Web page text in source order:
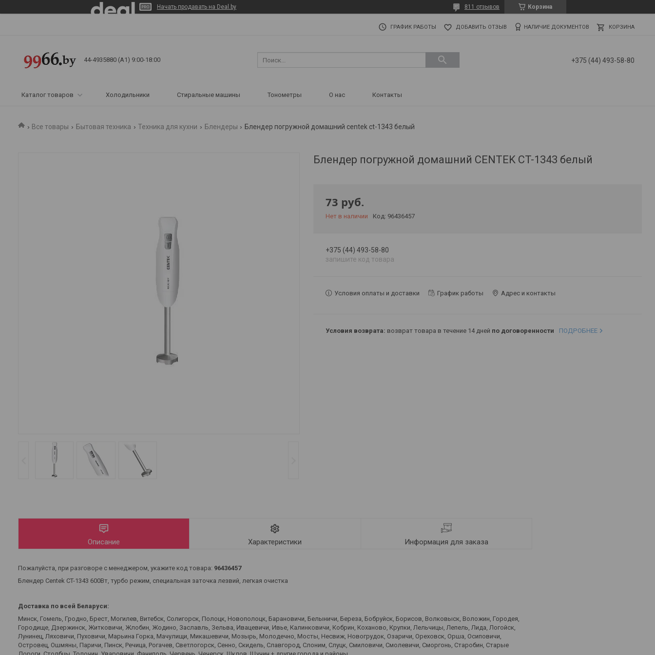
Начать продавать на Deal.by Корзина
811 отзывов
ГРАФИК РАБОТЫ ДОБАВИТЬ ОТЗЫВ НАЛИЧИЕ ДОКУМЕНТОВ КОРЗИНА
44-4935880 (A1) 9:00-18:00 +375 (44) 493-58-80
Каталог товаров Холодильники Стиральные машины Тонометры О нас Контакты
Все товары Бытовая техника Техника для кухни Блендеры Блендер погружной домашний centek ct-1343 белый
Блендер погружной домашний CENTEK CT-1343 белый
73 руб.
Нет в наличии Код: 96436457
+375 (44) 493-58-80
запишите код товара
Условия оплаты и доставки График работы Адрес и контакты
возврат товара в течение 14 дней по договоренности ПОДРОБНЕЕ
Описание Характеристики Информация для заказа
Пожалуйста, при разговоре с менеджером, укажите код товара: 96436457
Блендер Centek CT-1343 600Вт, турбо режим, специальная заточка лезвий, легкая очистка
Доставка по всей Беларуси:
Минск, Гомель, Гродно, Брест, Могилев, Витебск, Солигорск, Полоцк, Новополоцк, Барановичи, Белыничи, Береза, Бобруйск, Борисов, Волковыск, Воложин, Городея,
Городище, Дзержинск, Житковичи, Жлобин, Жодино, Заславль, Зельва, Ивацевичи, Ивье, Калинковичи, Кобрин, Коханово, Крупки, Лельчицы, Лепель, Лида, Логойск,
Лунинец, Ляховичи, Пуховичи, Марьина Горка, Мачулищи, Микашевичи, Мозырь, Молодечно, Мосты, Несвиж, Новогрудок, Озаричи, Ореховск, Орша, Осиповичи,
Островец, Ошмяны, Паричи, Пинск, Речица, Рогачев, Светлогорск, Сенно, Скидель, Славгород, Слоним, Слуцк, Смиловичи, Смолевичи, Сморгонь, Старобин, Старые